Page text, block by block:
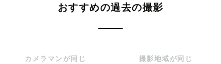
おすすめの過去の撮影
カメラマンが同じ 撮影地域が同じ